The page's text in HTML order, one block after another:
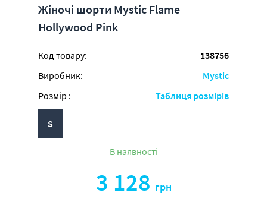
Жіночі шорти Mystic Flame
Hollywood Pink
Код товару:
138756
Виробник:
Mystic
Розмір :
Таблиця розмірів
S
В наявності
3 128 грн